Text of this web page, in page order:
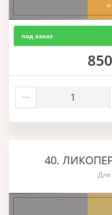
под заказ
40.
Для